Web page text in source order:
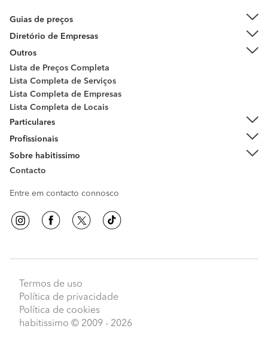
Guias de preços
Diretório de Empresas
Outros
Lista de Preços Completa
Lista Completa de Serviços
Lista Completa de Empresas
Lista Completa de Locais
Particulares
Profissionais
Sobre habitissimo
Contacto
Entre em contacto connosco
Termos de uso
Política de privacidade
Política de cookies
habitissimo © 2009 - 2026